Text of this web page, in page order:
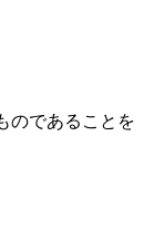
のであることを